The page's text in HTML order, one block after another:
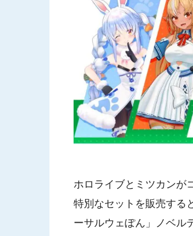
ホロライブとミツカンが
特別なセットを販売する
ーサルウェぽん」ノベル